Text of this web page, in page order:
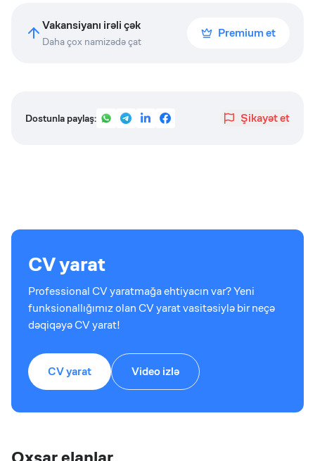
Vakansiyanı irəli çək
Daha çox namizədə çat
Premium et
Dostunla paylaş: Şikayət et
CV yarat
Professional CV yaratmağa ehtiyacın var? Yeni
funksionallığımız olan CV yarat vasitəsiylə bir neçə
dəqiqəyə CV yarat!
CV yarat Video izlə